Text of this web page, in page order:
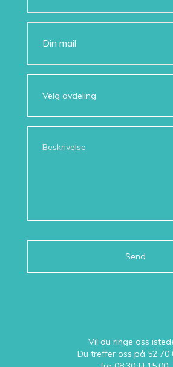
Velg avdeling
Vil du ringe oss
Du treffer oss på 52 70